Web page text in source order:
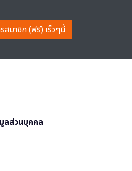
สมาชิก (ฟรี) เร็วๆนี้
ลส่วนบุคคล